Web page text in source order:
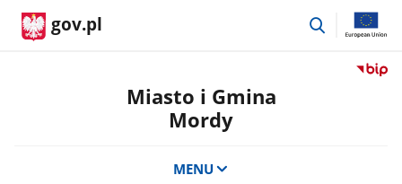
gov.pl
przejdź
Przejdź
Miasto i Gmina
Mordy
MENU